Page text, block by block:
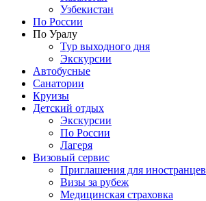
Узбекистан
По России
По Уралу
Тур выходного дня
Экскурсии
Автобусные
Санатории
Круизы
Детский отдых
Экскурсии
По России
Лагеря
Визовый сервис
Приглашения для иностранцев
Визы за рубеж
Медицинская страховка